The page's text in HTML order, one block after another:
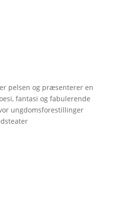
pelsen og præsenterer en
fantasi og fabulerende
ungdomsforestillinger